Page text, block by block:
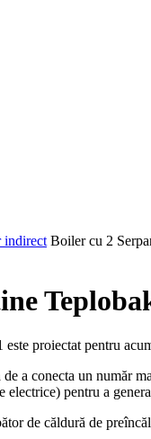
indirect Boiler cu 2
proiectat pentru
a conecta un număr
electrice) pentru a
de căldură de